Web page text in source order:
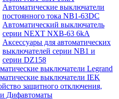
Автоматические выключатели
постоянного тока NB1-63DC
Автоматический выключатель
серии NEXT NXB-63 6kA
Аксессуары для автоматических
выключателей серии NB1 и
серии DZ158
выключатели Legrand
выключатели IEK
защитного отключения,
Дифавтоматы